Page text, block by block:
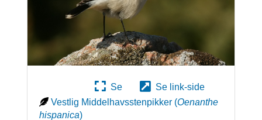
Se
Se link-side
Vestlig Middelhavsstenpikker (Oenanthe
hispanica)